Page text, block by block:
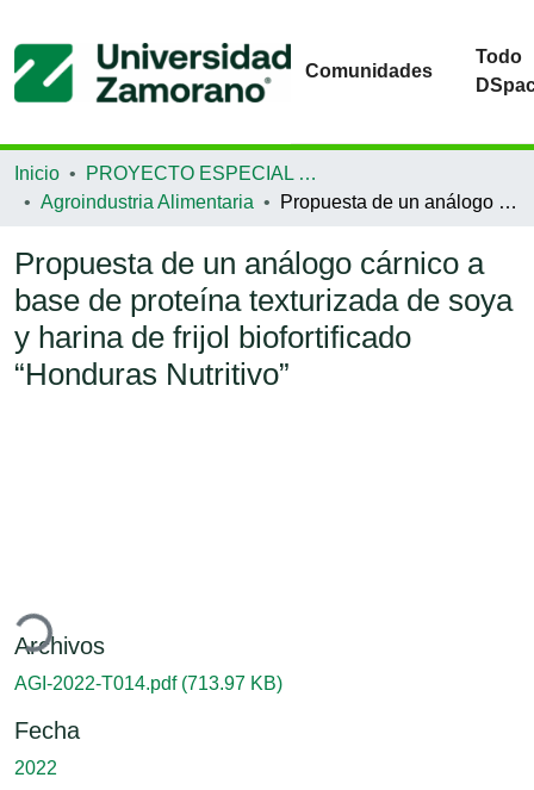
Comunidades
Todo
Inicio
PROYECTO ESPECIAL DE GRADUACIÓN
Agroindustria Alimentaria
Propuesta de un análogo cárnico a base de proteína texturizada de soya y harina de frijol biofortificado “Honduras Nutritivo”
Propuesta de un análogo cárnico a
base de proteína texturizada de soya
y harina de frijol biofortificado
“Honduras Nutritivo”
Archivos
AGI-2022-T014.pdf (713.97 KB)
Fecha
2022